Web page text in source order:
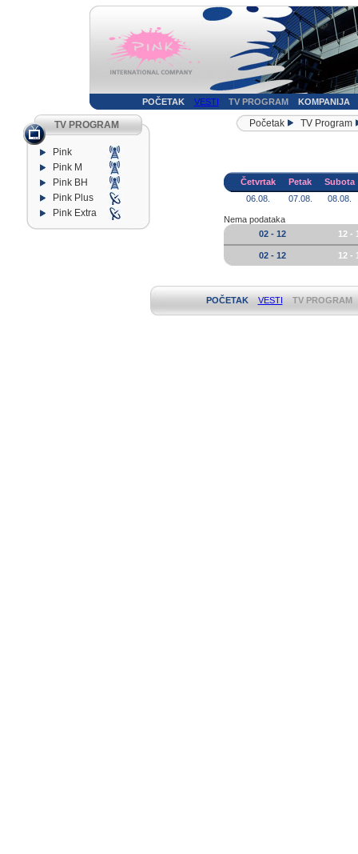
POČETAK VESTI TV PROGRAM KOMPANIJA
TV PROGRAM
Pink
Pink M
Pink BH
Pink Plus
Pink Extra
Početak TV Program
Četvrtak Petak
Subota
06.08.
07.08. 08.08.
Nema podataka
02 - 12
12 -
02 - 12 12 -
POČETAK VESTI TV PROGRAM